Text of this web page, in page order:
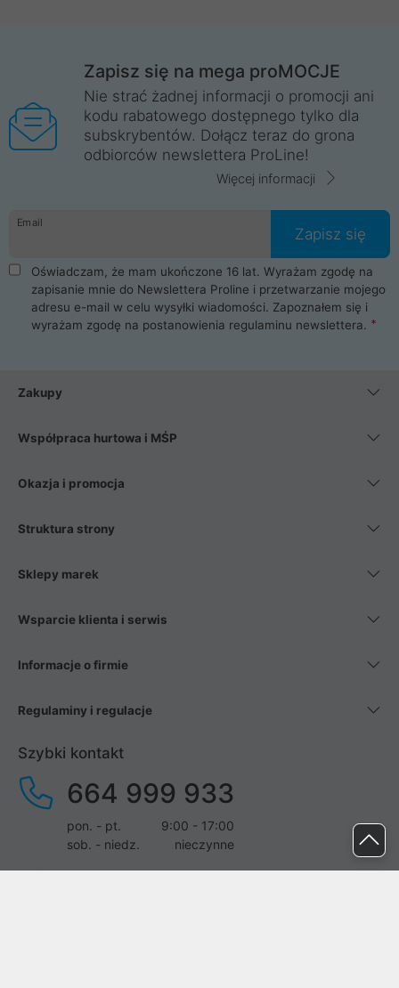
Zapisz się na mega proMOCJE
Nie strać żadnej informacji o promocji ani
kodu rabatowego dostępnego tylko dla
subskrybentów. Dołącz teraz do grona
odbiorców newslettera ProLine!
Więcej informacji
Email
Zapisz się
Oświadczam, że mam ukończone 16 lat. Wyrażam zgodę na
zapisanie mnie do Newslettera Proline i przetwarzanie mojego
adresu e-mail w celu wysyłki wiadomości. Zapoznałem się i
wyrażam zgodę na postanowienia regulaminu newslettera.
Zakupy
Współpraca hurtowa i MŚP
Okazja i promocja
Struktura strony
Sklepy marek
Wsparcie klienta i serwis
Informacje o firmie
Regulaminy i regulacje
Szybki kontakt
664 999 933
pon. - pt.
9:00 - 17:00
sob. - niedz.
nieczynne